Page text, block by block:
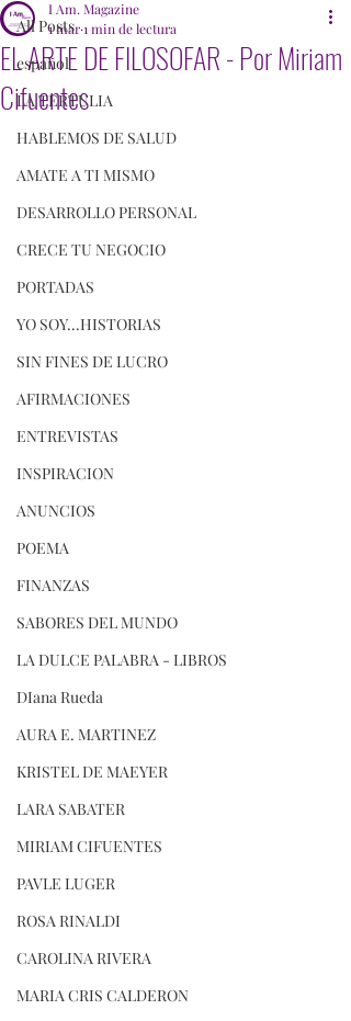
All Posts
español
LA TERTULIA
HABLEMOS DE SALUD
AMATE A TI MISMO
DESARROLLO PERSONAL
CRECE TU NEGOCIO
PORTADAS
YO SOY...HISTORIAS
SIN FINES DE LUCRO
AFIRMACIONES
ENTREVISTAS
INSPIRACION
ANUNCIOS
POEMA
FINANZAS
SABORES DEL MUNDO
LA DULCE PALABRA - LIBROS
DIana Rueda
AURA E. MARTINEZ
KRISTEL DE MAEYER
LARA SABATER
MIRIAM CIFUENTES
PAVLE LUGER
ROSA RINALDI
CAROLINA RIVERA
MARIA CRIS CALDERON
EL ARTE DE FILOSOFAR - Por Miriam
Cifuentes
I Am. Magazine
1 mar1 min de lectura